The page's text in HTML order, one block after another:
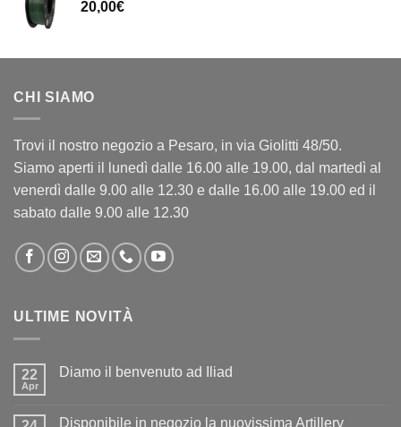
20,00€
CHI SIAMO
Trovi il nostro negozio a Pesaro, in via Giolitti 48/50.
Siamo aperti il lunedì dalle 16.00 alle 19.00, dal martedì al
venerdì dalle 9.00 alle 12.30 e dalle 16.00 alle 19.00 ed il
sabato dalle 9.00 alle 12.30
ULTIME NOVITÀ
22
Apr
Diamo il benvenuto ad Iliad
Diamo
Disponibile in negozio la nuovissima Artillery